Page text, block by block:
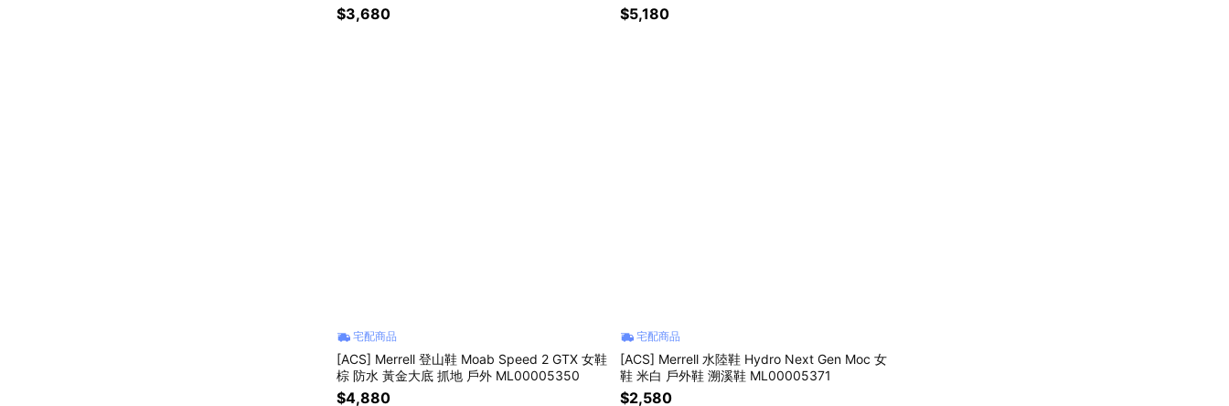
$3,680 $5,180
宅配商品
[ACS] Merrell 登山鞋 Moab Speed 2 GTX 女鞋
棕 防水 黃金大底 抓地 戶外 ML00005350
$4,880
宅配商品
[ACS] Merrell 水陸鞋 Hydro Next Gen Moc 女
鞋 米白 戶外鞋 溯溪鞋 ML00005371
$2,580